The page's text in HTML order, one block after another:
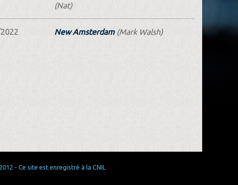
(Nat)
New Amsterdam(Mark Walsh)
- Ce site est enregistré à la CNIL